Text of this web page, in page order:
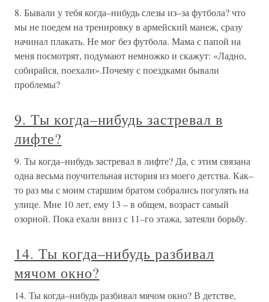
8. Бывали у тебя когда–нибудь слезы из–за футбола? что
мы не поедем на тренировку в армейский манеж, сразу
начинал плакать. Не мог без футбола. Мама с папой на
меня посмотрят, подумают немножко и скажут: «Ладно,
собирайся, поехали».Почему с поездками бывали
проблемы?
9. Ты когда–нибудь застревал в
лифте?
9. Ты когда–нибудь застревал в лифте? Да, с этим связана
одна весьма поучительная история из моего детства. Как–
то раз мы с моим старшим братом собрались погулять на
улице. Мне 10 лет, ему 13 – в общем, возраст самый
озорной. Пока ехали вниз с 11–го этажа, затеяли борьбу.
14. Ты когда–нибудь разбивал
мячом окно?
14. Ты когда–нибудь разбивал мячом окно? В детстве,